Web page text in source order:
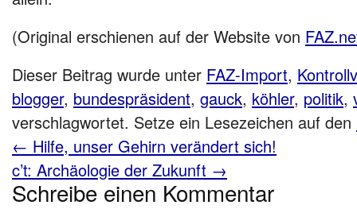
(Original erschienen auf der Website von
Dieser Beitrag wurde unter FAZ-Import,
blogger, bundespräsident, gauck, köhler, politik,
verschlagwortet. Setze ein Lesezeichen auf den
← Hilfe, unser Gehirn verändert sich!
c’t: Archäologie der Zukunft →
Schreibe einen Kommentar